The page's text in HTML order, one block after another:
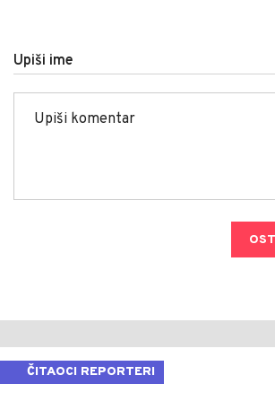
Upiši ime
ČITAOCI REPORTERI